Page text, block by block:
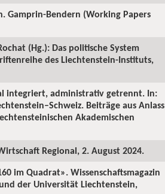
Gamprin-Bendern (Working Papers
(Hg.): Das politische System
des Liechtenstein-Instituts,
integriert, administrativ getrennt. In:
Beiträge aus Anlass
Akademischen
Regional, 2. August 2024.
im Quadrat». Wissenschaftsmagazin
der Universität Liechtenstein,